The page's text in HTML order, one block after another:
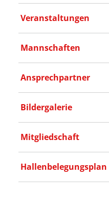
Veranstaltungen
Mannschaften
Ansprechpartner
Bildergalerie
Mitgliedschaft
Hallenbelegungsplan